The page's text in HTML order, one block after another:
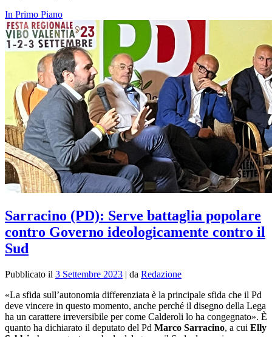
In Primo Piano
Sarracino (PD): Serve battaglia popolare
contro Governo ideologicamente contro il
Sud
Pubblicato il 3 Settembre 2023 | da Redazione
«La sfida sull’autonomia differenziata è la principale sfida che il Pd
deve vincere in questo momento, anche perché il disegno della Lega
ha un carattere irreversibile per come Calderoli lo ha congegnato». È
quanto ha dichiarato il deputato del Pd Marco Sarracino, a cui Elly